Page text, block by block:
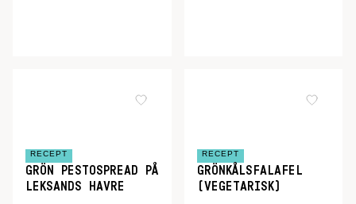
RECEPT
GRÖN PESTOSPREAD PÅ
LEKSANDS HAVRE
RECEPT
GRÖNKÅLSFALAFEL
(VEGETARISK)